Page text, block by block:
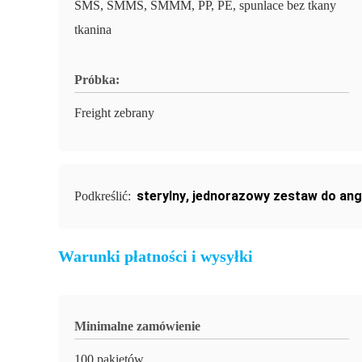
SMS, SMMS, SMMM, PP, PE, spunlace bez tkany
tkanina
Próbka:
Freight zebrany
Podkreślić: sterylny, jednorazowy zestaw do
Warunki płatności i wysyłki
Minimalne zamówienie
100 pakietów